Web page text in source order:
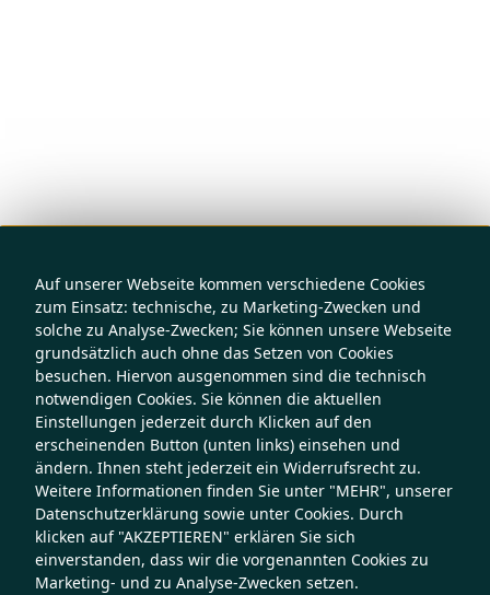
Auf unserer Webseite kommen verschiedene Cookies
zum Einsatz: technische, zu Marketing-Zwecken und
solche zu Analyse-Zwecken; Sie können unsere Webseite
grundsätzlich auch ohne das Setzen von Cookies
besuchen. Hiervon ausgenommen sind die technisch
notwendigen Cookies. Sie können die aktuellen
Einstellungen jederzeit durch Klicken auf den
erscheinenden Button (unten links) einsehen und
ändern. Ihnen steht jederzeit ein Widerrufsrecht zu.
Weitere Informationen finden Sie unter "MEHR", unserer
Datenschutzerklärung sowie unter Cookies. Durch
klicken auf "AKZEPTIEREN" erklären Sie sich
einverstanden, dass wir die vorgenannten Cookies zu
Marketing- und zu Analyse-Zwecken setzen.